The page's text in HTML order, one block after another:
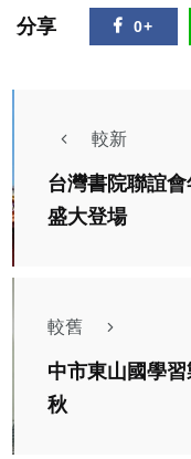
分享 0+
較新
台灣書院聯誼
盛大登場
較舊
中市東山國學
秋